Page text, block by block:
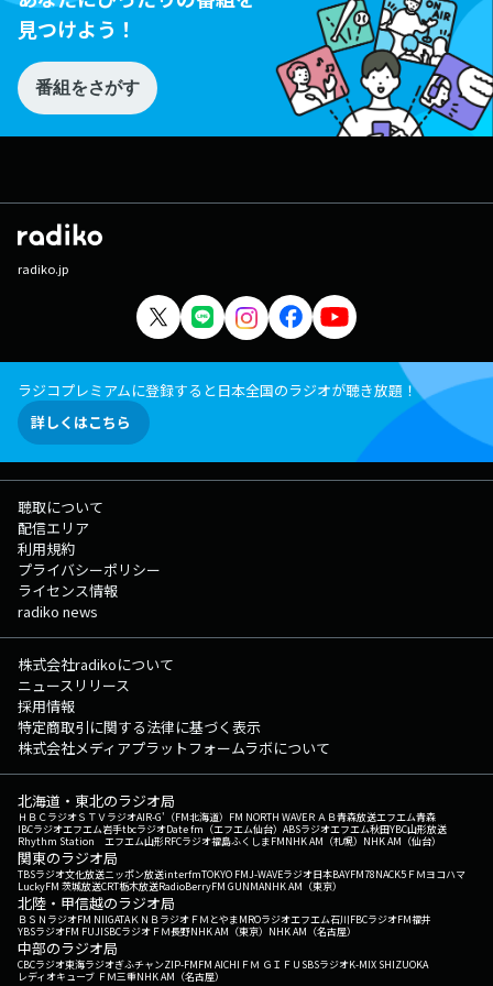
見つけよう！
番組をさがす
radiko.jp
ラジコプレミアムに登録すると日本全国のラジオが聴き放題！
詳しくはこちら
聴取について
配信エリア
利用規約
プライバシーポリシー
ライセンス情報
radiko news
株式会社radikoについて
ニュースリリース
採用情報
特定商取引に関する法律に基づく表示
株式会社メディアプラットフォームラボについて
北海道・東北のラジオ局
ＨＢＣラジオＳＴＶラジオAIR-G'（FM北海道） FM NORTH WAVEＲＡＢ青森放送エフエム青森
IBCラジオエフエム岩手tbcラジオDate fm（エフエム仙台） ABSラジオエフエム秋田YBC山形放送
Rhythm Station エフエム山形RFCラジオ福島ふくしまFMNHK AM（札幌） NHK AM（仙台）
関東のラジオ局
TBSラジオ文化放送ニッポン放送interfmTOKYO FMJ-WAVEラジオ日本BAYFM78NACK5 ＦＭヨコハマ
LuckyFM 茨城放送CRT栃木放送RadioBerryFM GUNMANHK AM（東京）
北陸・甲信越のラジオ局
ＢＳＮラジオFM NIIGATAＫＮＢラジオ ＦＭとやまMROラジオエフエム石川FBCラジオFM福井
YBSラジオFM FUJISBCラジオ ＦＭ長野NHK AM（東京） NHK AM（名古屋）
中部のラジオ局
CBCラジオ東海ラジオぎふチャンZIP-FMFM AICHI ＦＭ ＧＩＦＵ SBSラジオK-MIX SHIZUOKA
レディオキューブ ＦＭ三重NHK AM（名古屋）